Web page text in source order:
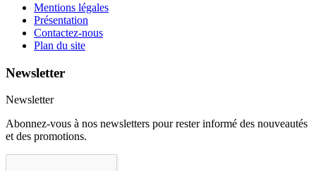
Mentions légales
Présentation
Contactez-nous
Plan du site
Newsletter
Newsletter
Abonnez-vous à nos newsletters pour rester informé des nouveautés
et des promotions.